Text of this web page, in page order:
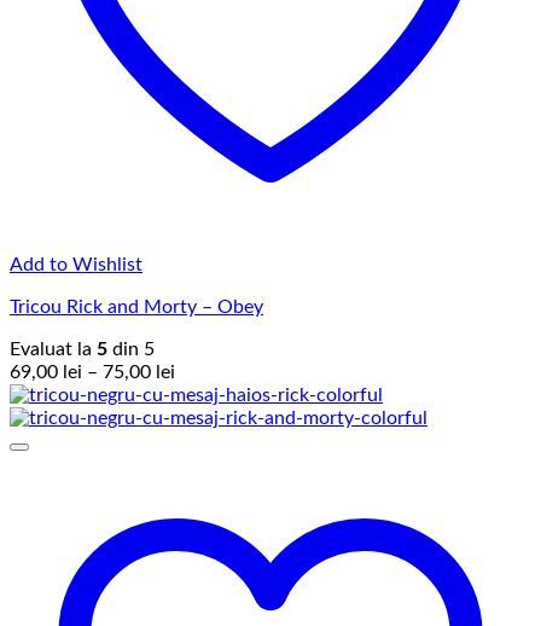
Add to Wishlist
Tricou Rick and Morty – Obey
Evaluat la 5 din 5
69,00 lei – 75,00 lei
de
prețuri: